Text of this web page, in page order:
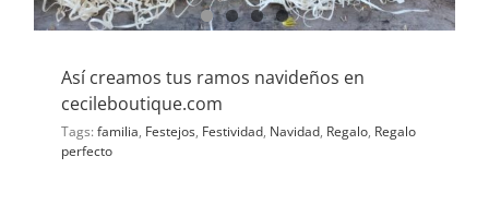
Así creamos tus ramos navideños en
cecileboutique.com
Tags: familia, Festejos, Festividad, Navidad, Regalo, Regalo
perfecto